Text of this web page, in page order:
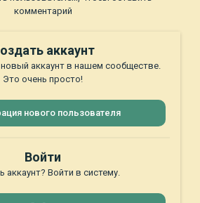
комментарий
аккаунт
новый аккаунт в нашем сообществе.
Это очень просто!
нового пользователя
Войти
аккаунт? Войти в систему.